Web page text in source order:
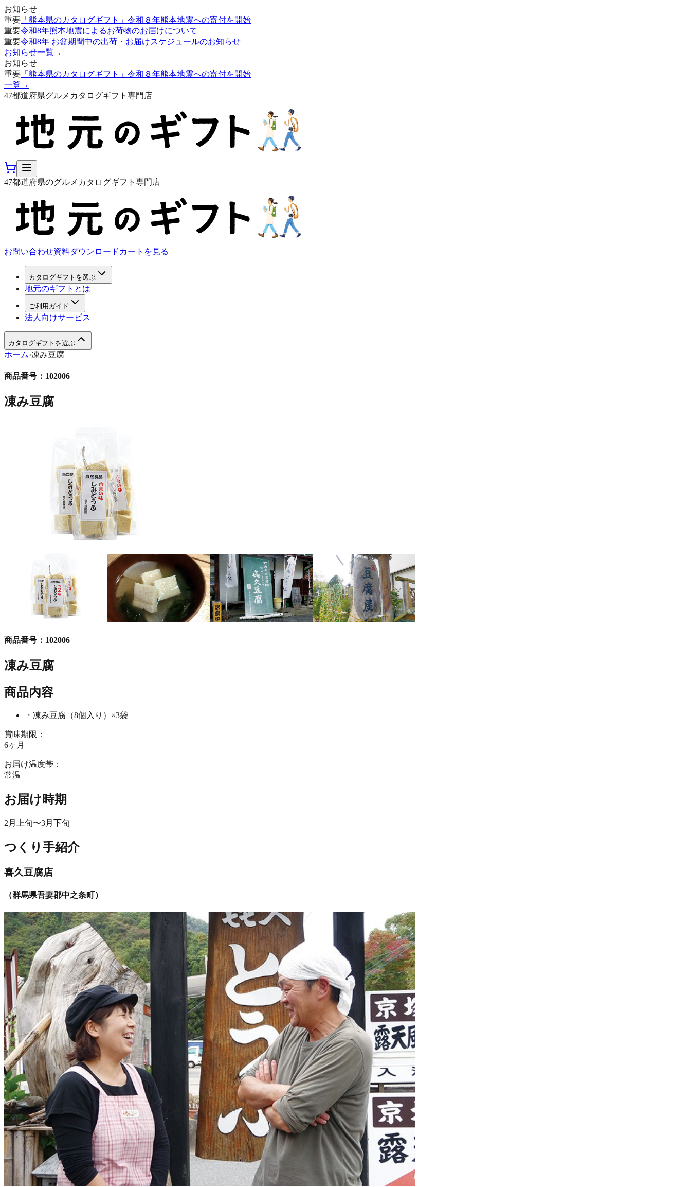
お知らせ
重要 「熊本県のカタログギフト」令和８年熊本地震への寄付を開始
重要令和8年熊本地震によるお荷物のお届けについて
重要令和8年 お盆期間中の出荷・お届けスケジュールのお知らせ
お知らせ一覧 →
お知らせ
重要 「熊本県のカタログギフト」令和８年熊本地震への寄付を開始
一覧 →
47都道府県グルメカタログギフト専門店
47都道府県のグルメカタログギフト専門店
お問い合わせ資料ダウンロード カートを見る
カタログギフトを選ぶ
地元のギフトとは
ご利用ガイド
法人向けサービス
カタログギフトを選ぶ
ホーム›凍み豆腐
商品番号： 102006
凍み豆腐
商品番号： 102006
凍み豆腐
商品内容
・凍み豆腐（8個入り）×3袋
賞味期限：
6ヶ月
お届け温度帯：
常温
お届け時期
2月上旬〜3月下旬
つくり手紹介
喜久豆腐店
（群馬県吾妻郡中之条町）